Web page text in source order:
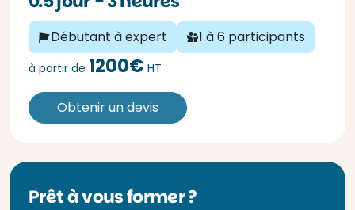
Débutant à expert 1 à 6 participants
à partir de 1200€ HT
Obtenir un devis
Prêt à vous former ?